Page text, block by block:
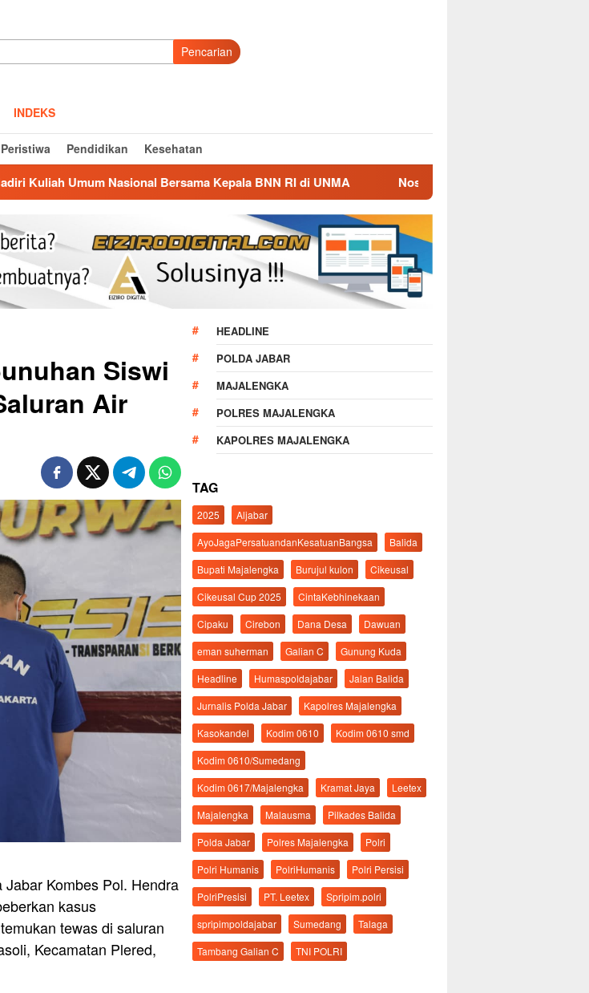
Pencarian
INDEKS
Peristiwa Pendidikan Kesehatan
Bersama Kepala BNN RI di UNMA Nostalgia Masa Dinas, Kepala BNN RI Kunjungi
Siswi
Air
Kombes Pol. Hendra
kasus
tewas di saluran
Kecamatan Plered,
HEADLINE
POLDA JABAR
MAJALENGKA
POLRES MAJALENGKA
KAPOLRES MAJALENGKA
TAG
2025
Aljabar
AyoJagaPersatuandanKesatuanBangsa
Balida
Bupati Majalengka
Burujul kulon
Cikeusal
Cikeusal Cup 2025
CintaKebhinekaan
Cipaku
Cirebon Dana Desa
Dawuan
eman suherman
Galian C
Gunung Kuda
Headline
Humaspoldajabar
Jalan Balida
Jurnalis Polda Jabar
Kapolres Majalengka
Kasokandel
Kodim 0610
Kodim 0610 smd
Kodim 0610/Sumedang
Kodim 0617/Majalengka
Kramat Jaya
Leetex
Majalengka
Malausma
Pilkades Balida
Polda Jabar
Polres Majalengka
Polri
Polri Humanis
PolriHumanis
Polri Persisi
PolriPresisi
PT. Leetex
Spripim.polri
spripimpoldajabar
Sumedang
Talaga
Tambang Galian C
TNI POLRI